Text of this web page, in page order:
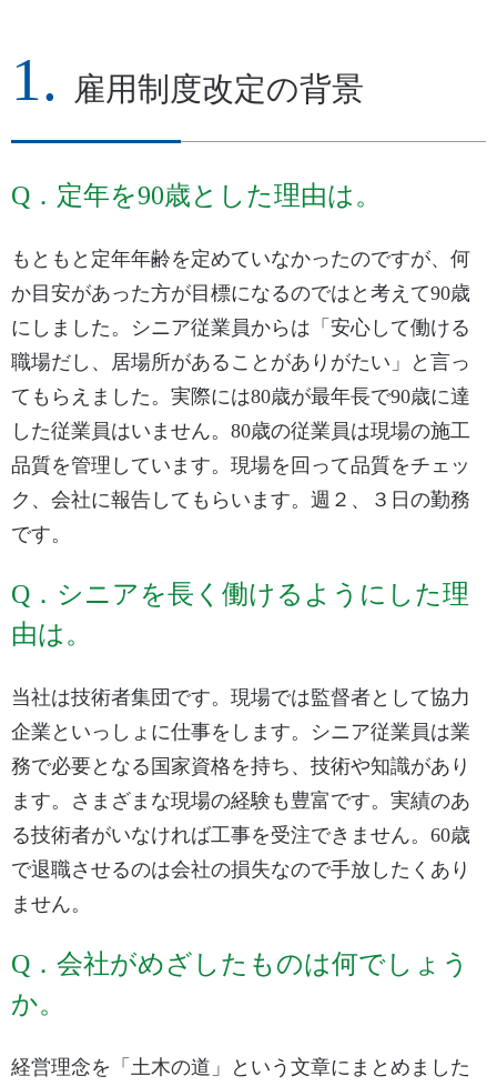
雇用制度改定の背景
Q．定年を90歳とした理由は。
もともと定年年齢を定めていなかったのですが、何
か目安があった方が目標になるのではと考えて90歳
にしました。シニア従業員からは「安心して働ける
職場だし、居場所があることがありがたい」と言っ
てもらえました。実際には80歳が最年長で90歳に達
した従業員はいません。80歳の従業員は現場の施工
品質を管理しています。現場を回って品質をチェッ
ク、会社に報告してもらいます。週２、３日の勤務
です。
Q．シニアを長く働けるようにした理
由は。
当社は技術者集団です。現場では監督者として協力
企業といっしょに仕事をします。シニア従業員は業
務で必要となる国家資格を持ち、技術や知識があり
ます。さまざまな現場の経験も豊富です。実績のあ
る技術者がいなければ工事を受注できません。60歳
で退職させるのは会社の損失なので手放したくあり
ません。
Q．会社がめざしたものは何でしょう
か。
経営理念を「土木の道」という文章にまとめました